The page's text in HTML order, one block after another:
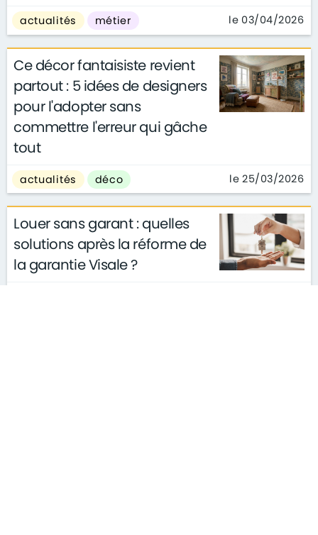
actualités métier le 03/04/2026
Ce décor fantaisiste revient
partout : 5 idées de designers
pour l'adopter sans
commettre l'erreur qui gâche
tout
actualités déco le 25/03/2026
Louer sans garant : quelles
solutions après la réforme de
la garantie Visale ?